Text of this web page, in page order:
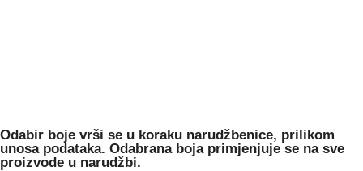
Odabir boje vrši se u koraku narudžbenice, prilikom
unosa podataka. Odabrana boja primjenjuje se na sve
proizvode u narudžbi.